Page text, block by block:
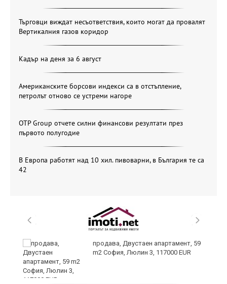
Търговци виждат несъответствия, които могат да провалят
Вертикалния газов коридор
Кадър на деня за 6 август
Американските борсови индекси са в отстъпление,
петролът отново се устреми нагоре
OTP Group отчете силни финансови резултати през
първото полугодие
В Европа работят над 10 хил. пивоварни, в България те са
42
продава, Двустаен апартамент, 59
m2 София, Люлин 3, 117000 EUR